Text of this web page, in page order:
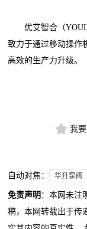
优艾智合（
致力于通过移动操作
高效的生产力升级。
我
自动对焦： 华升泵阀
免责声明 ：本网未注
稿，本网转载出于传